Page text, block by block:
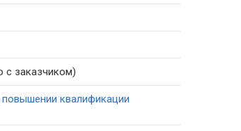
с заказчиком)
повышении квалификации